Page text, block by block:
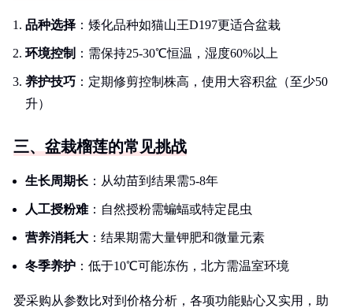
品种选择 ：矮化品种如猫山王D197更适合盆栽
环境控制 ：需保持25-30℃恒温，湿度60%以上
养护技巧 ：定期修剪控制株高，使用大容积盆（至少50
升）
三、盆栽榴莲的常见挑战
生长周期长 ：从幼苗到结果需5-8年
人工授粉难：自然授粉需蝙蝠或特定昆虫
营养消耗大 ：结果期需大量钾肥和微量元素
冬季养护 ：低于10℃可能冻伤，北方需温室环境
爱采购从参数比对到价格分析，各项功能贴心又实用，助